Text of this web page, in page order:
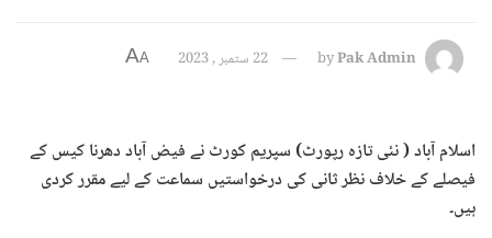
byPak Admin 22 ستمبر , 2023 A
A
اسلام آباد ( نئی تازہ رپورٹ) سپریم کورٹ نے فیض آباد دھرنا کیس کے
فیصلے کے خلاف نظر ثانی کی درخواستیں سماعت کے لیے مقرر کردی
ہیں۔